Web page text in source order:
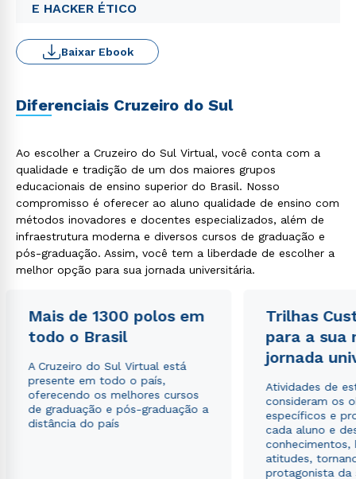
E HACKER ÉTICO
Baixar Ebook
Diferenciais Cruzeiro do Sul
Ao escolher a Cruzeiro do Sul Virtual, você conta com a
qualidade e tradição de um dos maiores grupos
educacionais de ensino superior do Brasil. Nosso
compromisso é oferecer ao aluno qualidade de ensino com
métodos inovadores e docentes especializados, além de
infraestrutura moderna e diversos cursos de graduação e
pós-graduação. Assim, você tem a liberdade de escolher a
melhor opção para sua jornada universitária.
Mais de 1300 polos em
todo o Brasil
A Cruzeiro do Sul Virtual está
presente em todo o país,
oferecendo os melhores cursos
de graduação e pós-graduação a
distância do país
Trilhas
para a sua
jornada
Atividades de
consideram os
específicos e
cada aluno e
conhecimentos,
atitudes,
protagonista da